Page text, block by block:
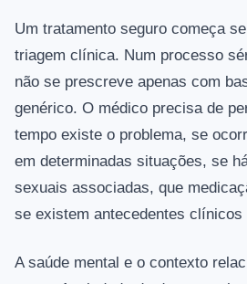
Um tratamento seguro começa
triagem clínica. Num processo
não se prescreve apenas com
genérico. O médico precisa de
tempo existe o problema, se
em determinadas situações, se
sexuais associadas, que
se existem antecedentes clínicos
A saúde mental e o contexto